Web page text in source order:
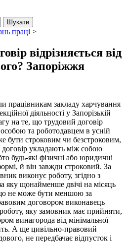
праці >
відрізняється від
Запоріжжя
працівникам закладу харчування
діяльності у Запорізькій
на те, що трудовий договір
та роботодавцем в усній
бути строковим чи безстроковим,
укладають між собою
будь-які фізичні або юридичні
й він завжди строковий. За
виконує роботу, згідно з
яку щонайменше двічі на місяць
не може бути меншою за
договором виконавець
яку замовник має прийняти,
винагорода від мінімальної
А ще цивільно-правовий
не передбачає відпусток і